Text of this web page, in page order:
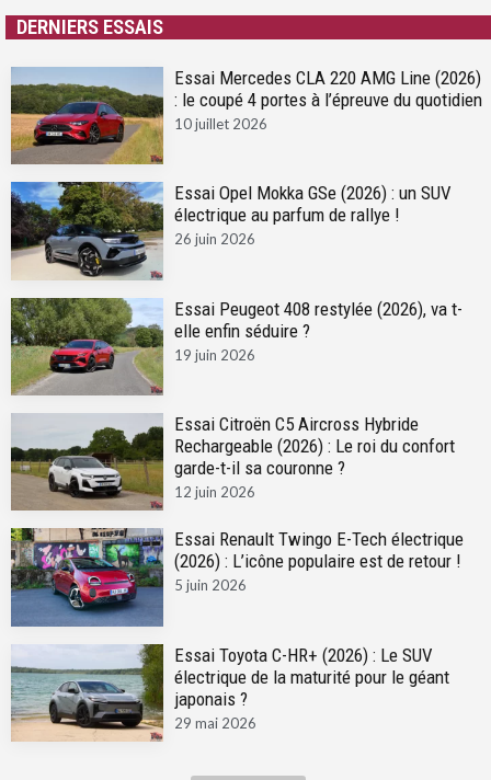
DERNIERS ESSAIS
Essai Mercedes CLA 220 AMG Line (2026)
: le coupé 4 portes à l’épreuve du quotidien
10 juillet 2026
Essai Opel Mokka GSe (2026) : un SUV
électrique au parfum de rallye !
26 juin 2026
Essai Peugeot 408 restylée (2026), va t-
elle enfin séduire ?
19 juin 2026
Essai Citroën C5 Aircross Hybride
Rechargeable (2026) : Le roi du confort
garde-t-il sa couronne ?
12 juin 2026
Essai Renault Twingo E-Tech électrique
(2026) : L’icône populaire est de retour !
5 juin 2026
Essai Toyota C-HR+ (2026) : Le SUV
électrique de la maturité pour le géant
japonais ?
29 mai 2026